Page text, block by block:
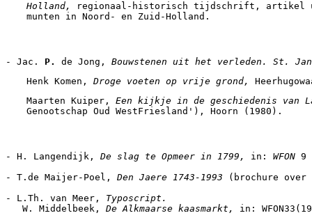
Holland,
regionaal-historisch tijdschrift, artikel
munten in Noord- en Zuid-Holland.
- Jac. P. de Jong, Bouwstenen uit het verleden. St.
Henk Komen, Droge voeten op vrije grond,
Maarten Kuiper, Een kijkje in de geschiedenis van
Genootschap Oud WestFriesland'), Hoorn (1980).
- H. Langendijk, De slag te Opmeer in 1799, in: WFON 9
- T.de Maijer-Poel, Den Jaere 1743-1993
(brochure over
- L.Th. van Meer, Typoscript.
   W. Middelbeek,
De Alkmaarse kaasmarkt, in: